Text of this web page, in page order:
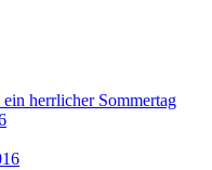
herrlicher Sommertag